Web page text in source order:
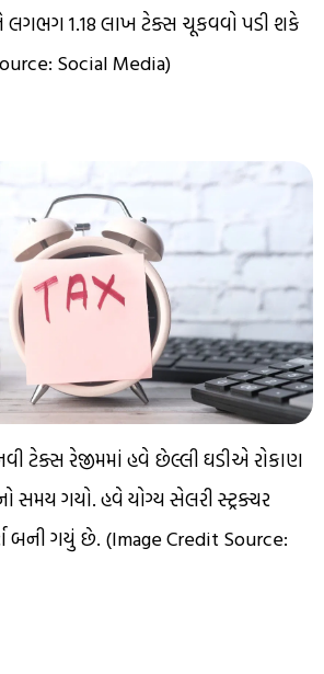
₹1.18 લાખ ટેક્સ ચૂકવવો પડી શકે
Social Media)
ટેક્સ રેજીમમાં હવે છેલ્લી ઘડીએ રોકાણ
સમય ગયો. હવે યોગ્ય સેલરી સ્ટ્રક્ચર
બની ગયું છે. (Image Credit Source: